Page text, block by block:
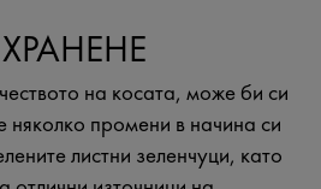
на косата, може би си
няколко промени в начина си
листни зеленчуци, като